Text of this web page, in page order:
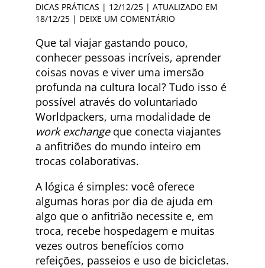
DICAS PRÁTICAS | 12/12/25 | ATUALIZADO EM
18/12/25 | DEIXE UM COMENTÁRIO
Que tal viajar gastando pouco,
conhecer pessoas incríveis, aprender
coisas novas e viver uma imersão
profunda na cultura local? Tudo isso é
possível através do voluntariado
Worldpackers, uma modalidade de
work exchangeque conecta viajantes
a anfitriões do mundo inteiro em
trocas colaborativas.
A lógica é simples: você oferece
algumas horas por dia de ajuda em
algo que o anfitrião necessite e, em
troca, recebe hospedagem e muitas
vezes outros benefícios como
refeições, passeios e uso de bicicletas.